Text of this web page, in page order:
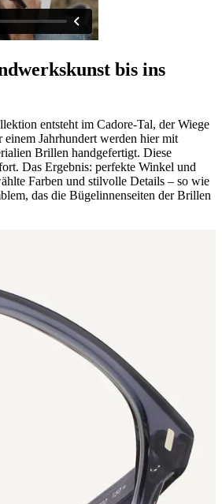
bis ins
entsteht im Cadore-Tal, der Wiege
einem Jahrhundert werden hier mit
Brillen handgefertigt. Diese
Das Ergebnis: perfekte Winkel und
Farben und stilvolle Details – so wie
das die Bügelinnenseiten der Brillen